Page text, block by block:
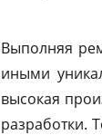
Выполняя
иными
высокая
разработки.